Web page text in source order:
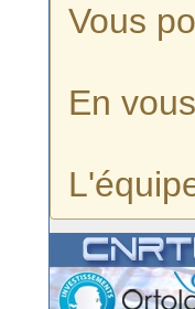
Vous
En